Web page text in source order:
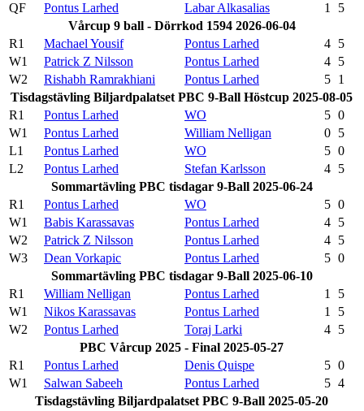
QF
Pontus Larhed Labar Alkasalias 1
5
Vårcup 9 ball - Dörrkod 1594 2026-06-04
R1
Machael Yousif Pontus Larhed 4 5
W1
Patrick Z Nilsson Pontus Larhed 4 5
W2
Rishabh Ramrakhiani Pontus Larhed 5 1
Tisdagstävling Biljardpalatset PBC 9-Ball Höstcup 2025-08-05
R1
Pontus Larhed WO 5 0
W1
Pontus Larhed William Nelligan 0 5
L1
Pontus Larhed WO 5 0
L2
Pontus Larhed Stefan Karlsson 4 5
Sommartävling PBC tisdagar 9-Ball 2025-06-24
R1
Pontus Larhed WO 5 0
W1
Babis Karassavas Pontus Larhed 4 5
W2
Patrick Z Nilsson Pontus Larhed 4 5
W3
Dean Vorkapic Pontus Larhed 5 0
Sommartävling PBC tisdagar 9-Ball 2025-06-10
R1
William Nelligan Pontus Larhed 1
5
W1
Nikos Karassavas Pontus Larhed 1
5
W2
Pontus Larhed Toraj Larki 4 5
PBC Vårcup 2025 - Final 2025-05-27
R1
Pontus Larhed Denis Quispe 5 0
W1
Salwan Sabeeh Pontus Larhed 5 4
Tisdagstävling Biljardpalatset PBC 9-Ball 2025-05-20